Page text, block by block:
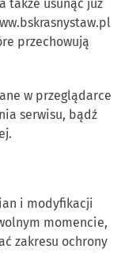
także usunąć już
przechowują
w przeglądarce
serwisu, bądź
i modyfikacji
momencie,
zakresu ochrony